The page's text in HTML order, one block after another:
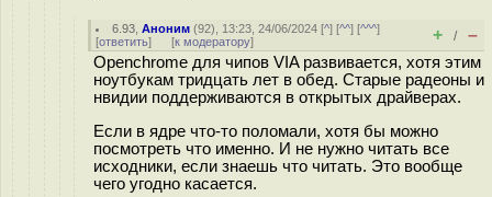
6.93 ,Аноним (92), 13:23, 24/06/2024 [^] [^^] [^^^]
[ответить] [к модератору] + / –
Openchrome для чипов VIA развивается, хотя этим
ноутбукам тридцать лет в обед. Старые радеоны и
нвидии поддерживаются в открытых драйверах.
Если в ядре что-то поломали, хотя бы можно
посмотреть что именно. И не нужно читать все
исходники, если знаешь что читать. Это вообще
чего угодно касается.